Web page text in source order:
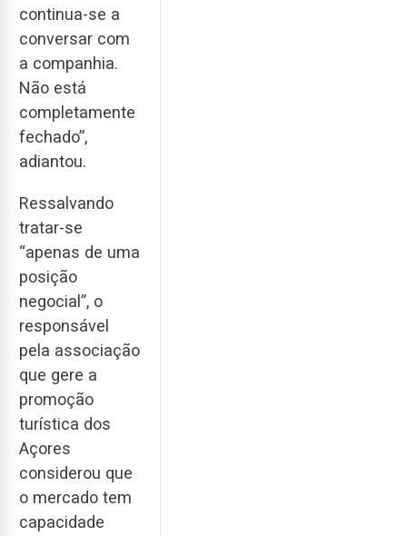
continua-se a
conversar com
a companhia.
Não está
completamente
fechado”,
adiantou.
Ressalvando
tratar-se
“apenas de uma
posição
negocial”, o
responsável
pela associação
que gere a
promoção
turística dos
Açores
considerou que
o mercado tem
capacidade